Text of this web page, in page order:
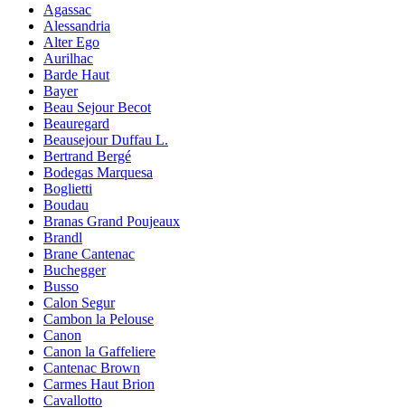
Agassac
Alessandria
Alter Ego
Aurilhac
Barde Haut
Bayer
Beau Sejour Becot
Beauregard
Beausejour Duffau L.
Bertrand Bergé
Bodegas Marquesa
Boglietti
Boudau
Branas Grand Poujeaux
Brandl
Brane Cantenac
Buchegger
Busso
Calon Segur
Cambon la Pelouse
Canon
Canon la Gaffeliere
Cantenac Brown
Carmes Haut Brion
Cavallotto